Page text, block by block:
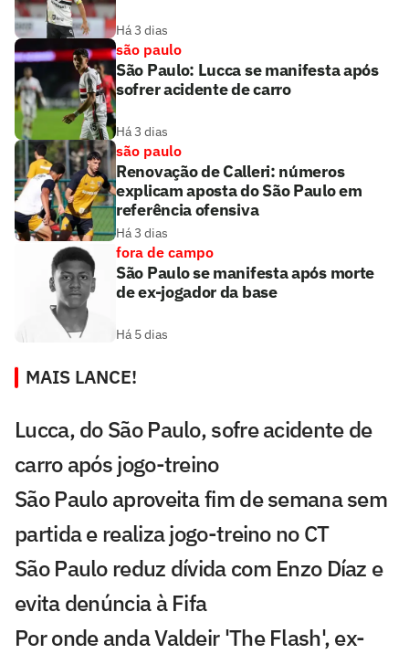
Há 3 dias
são paulo
São Paulo: Lucca se manifesta após
sofrer acidente de carro
Há 3 dias
são paulo
Renovação de Calleri: números
explicam aposta do São Paulo em
referência ofensiva
Há 3 dias
fora de campo
São Paulo se manifesta após morte
de ex-jogador da base
Há 5 dias
MAIS LANCE!
Lucca, do São Paulo, sofre acidente de
carro após jogo-treino
São Paulo aproveita fim de semana sem
partida e realiza jogo-treino no CT
São Paulo reduz dívida com Enzo Díaz e
evita denúncia à Fifa
Por onde anda Valdeir 'The Flash', ex-